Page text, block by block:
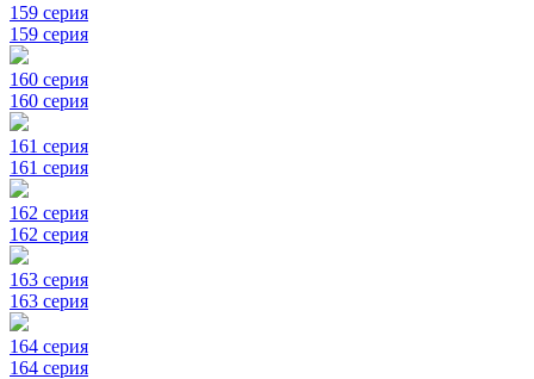
159 серия
159 серия
160 серия
160 серия
161 серия
161 серия
162 серия
162 серия
163 серия
163 серия
164 серия
164 серия